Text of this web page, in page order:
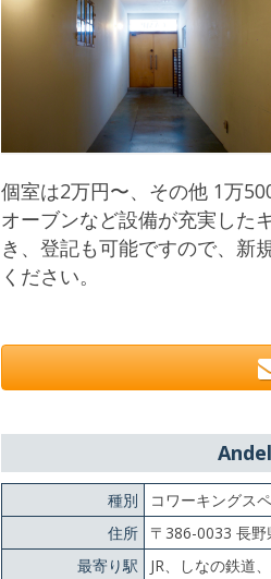
個室は2万円〜、その他 1万
オーブンなど設備が充実した
き、登記も可能ですので、新
ください。
種別
コワーキングス
住所
〒386-0033 長
最寄り駅
JR、しなの鉄道